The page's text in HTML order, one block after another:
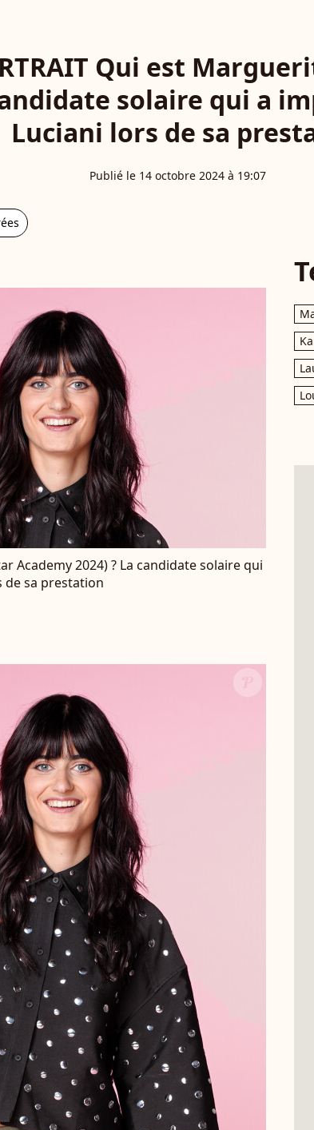
Qui est
solaire qui a
Luciani lors de sa
Publié le 14 octobre 2024 à 19:07
Academy 2024) ? La candidate solaire qui
de sa prestation